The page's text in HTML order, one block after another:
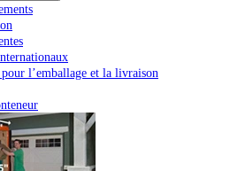
l’emballage et la livraison